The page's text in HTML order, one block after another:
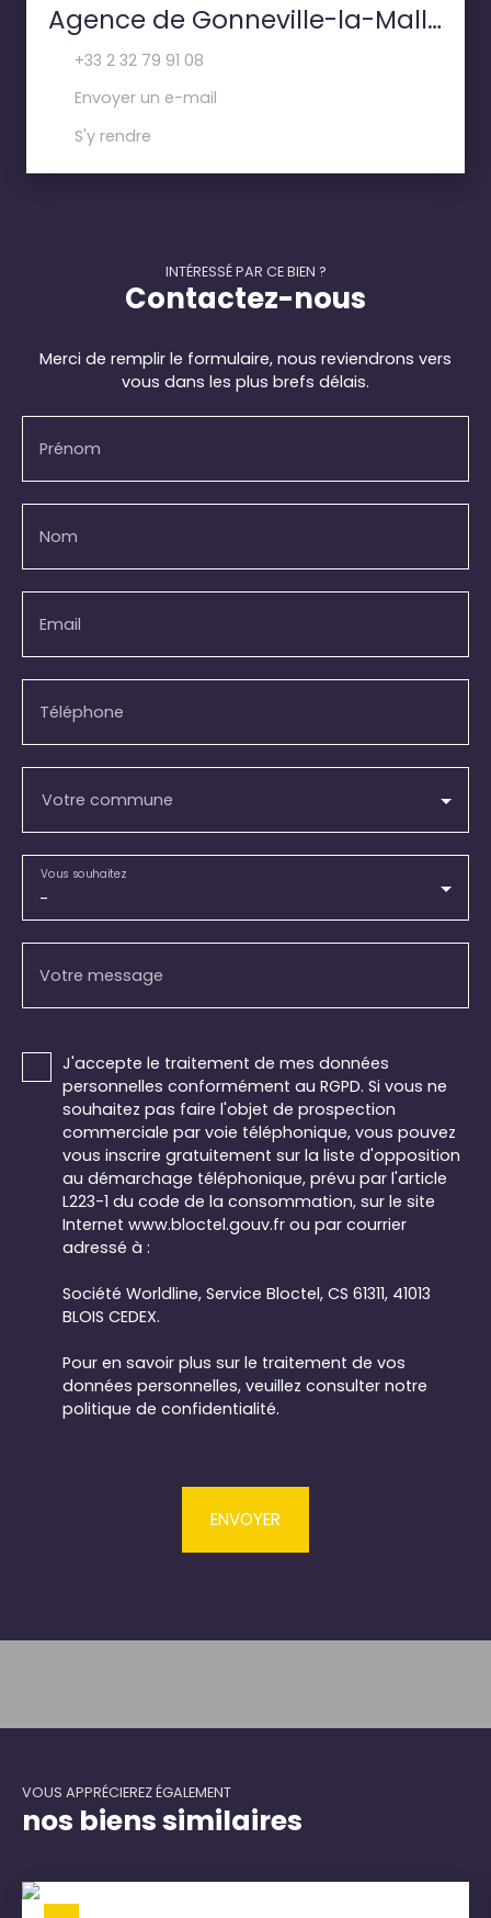
Agence de Gonneville-la-Mallet- PAILLETTE IMMOBILIER
+33 2 32 79 91 08
Envoyer un e-mail
S'y rendre
INTÉRESSÉ PAR CE BIEN ?
Contactez-nous
Merci de remplir le formulaire, nous reviendrons vers
vous dans les plus brefs délais.
Prénom
Nom
Email
Téléphone
Votre commune
-
Vous souhaitez
Votre message
J'accepte le traitement de mes données
personnelles conformément au RGPD. Si vous ne
souhaitez pas faire l'objet de prospection
commerciale par voie téléphonique, vous pouvez
vous inscrire gratuitement sur la liste d'opposition
au démarchage téléphonique, prévu par l'article
L223-1 du code de la consommation, sur le site
Internet www.bloctel.gouv.fr ou par courrier
adressé à :
Société Worldline, Service Bloctel, CS 61311, 41013
BLOIS CEDEX.
Pour en savoir plus sur le traitement de vos
données personnelles, veuillez consulter notre
politique de confidentialité.
ENVOYER
VOUS APPRÉCIEREZ ÉGALEMENT
nos biens similaires